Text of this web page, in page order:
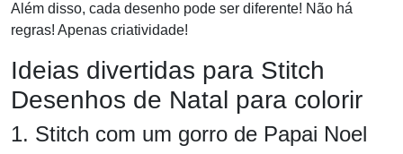
Além disso, cada desenho pode ser diferente! Não há
regras! Apenas criatividade!
Ideias divertidas para Stitch
Desenhos de Natal para colorir
1. Stitch com um gorro de Papai Noel